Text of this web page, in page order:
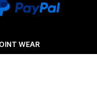
WEAR